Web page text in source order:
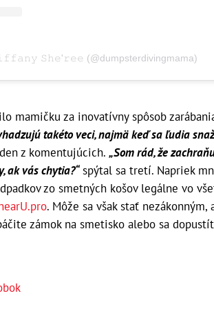
𝚂𝚑𝚎'𝚛𝚎𝚎 (@dumpsterdivingmama)
mamičku za inovatívny spôsob
takéto veci, najmä keď sa ľudia
z komentujúcich. „Som rád, že
ak vás chytia?“spýtal sa tretí. Napriek
zo smetných košov legálne vo
. Môže sa však stať nezákonným,
zámok na smetisko alebo sa